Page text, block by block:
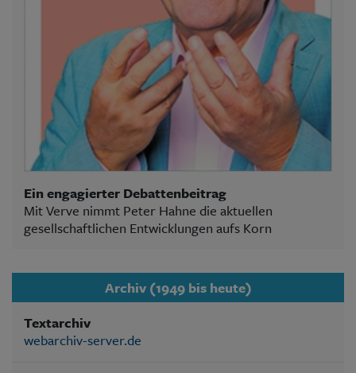
Ein engagierter Debattenbeitrag
Mit Verve nimmt Peter Hahne die aktuellen
gesellschaftlichen Entwicklungen aufs Korn
Archiv (1949 bis heute)
Textarchiv
webarchiv-server.de